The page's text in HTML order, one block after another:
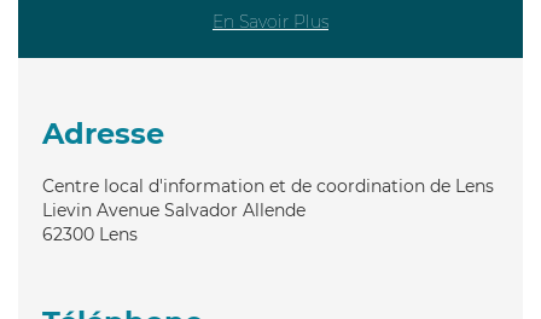
En Savoir Plus
Adresse
Centre local d'information et de coordination de Lens
Lievin Avenue Salvador Allende
62300 Lens